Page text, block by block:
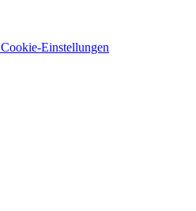
Cookie-Einstellungen